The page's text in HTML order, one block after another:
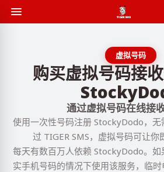
虚拟号码
购买虚拟号码接
通过虚拟号码在线接
使用一次性号码注册 StockyDodo，无
过 TIGER SMS，虚拟号码可让你
每天有数百万人依赖 StockyDodo。如
实手机号码的情况下使用该服务，临